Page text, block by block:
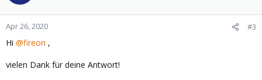
o
n
:
Apr 26, 2020 #3
Hi @fireon ,
vielen Dank für deine Antwort!